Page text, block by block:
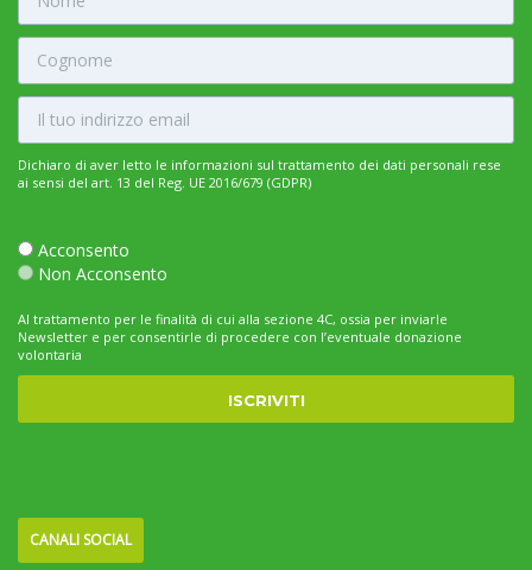
Dichiaro di aver letto le informazioni sul trattamento dei dati personali rese
ai sensi del art. 13 del Reg. UE 2016/679 (GDPR)
Acconsento
Non Acconsento
Al trattamento per le finalità di cui alla sezione 4C, ossia per inviarle
Newsletter e per consentirle di procedere con l’eventuale donazione
volontaria
CANALI SOCIAL